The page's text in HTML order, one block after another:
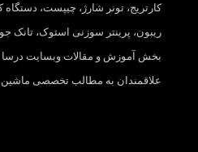
کارتریج، تونر شارژ، چیپست، دستگاه
ریبون، پرینتر سوزنی استوک، تانک
بخش آموزش و مقالات وبسایت درسا
علاقمندان به مطالب تخصصی ماشین